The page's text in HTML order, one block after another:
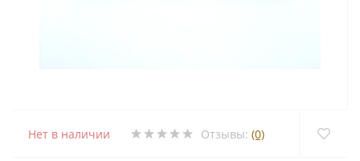
Нет в наличии Отзывы: (0)